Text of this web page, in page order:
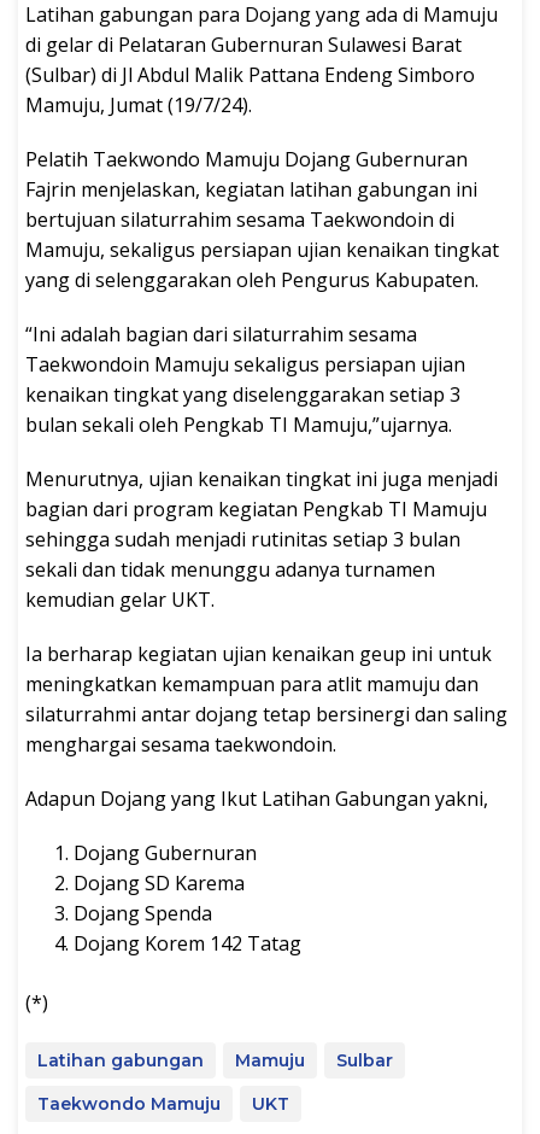
Latihan gabungan para Dojang yang ada di Mamuju
di gelar di Pelataran Gubernuran Sulawesi Barat
(Sulbar) di Jl Abdul Malik Pattana Endeng Simboro
Mamuju, Jumat (19/7/24).
Pelatih Taekwondo Mamuju Dojang Gubernuran
Fajrin menjelaskan, kegiatan latihan gabungan ini
bertujuan silaturrahim sesama Taekwondoin di
Mamuju, sekaligus persiapan ujian kenaikan tingkat
yang di selenggarakan oleh Pengurus Kabupaten.
“Ini adalah bagian dari silaturrahim sesama
Taekwondoin Mamuju sekaligus persiapan ujian
kenaikan tingkat yang diselenggarakan setiap 3
bulan sekali oleh Pengkab TI Mamuju,”ujarnya.
Menurutnya, ujian kenaikan tingkat ini juga menjadi
bagian dari program kegiatan Pengkab TI Mamuju
sehingga sudah menjadi rutinitas setiap 3 bulan
sekali dan tidak menunggu adanya turnamen
kemudian gelar UKT.
Ia berharap kegiatan ujian kenaikan geup ini untuk
meningkatkan kemampuan para atlit mamuju dan
silaturrahmi antar dojang tetap bersinergi dan saling
menghargai sesama taekwondoin.
Adapun Dojang yang Ikut Latihan Gabungan yakni,
Dojang Gubernuran
Dojang SD Karema
Dojang Spenda
Dojang Korem 142 Tatag
(*)
Latihan gabungan Mamuju
Sulbar
Taekwondo Mamuju
UKT